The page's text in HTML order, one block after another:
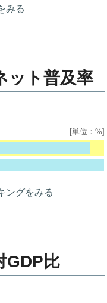
みる
ット普及率
[単位：%]
ングをみる
GDP比